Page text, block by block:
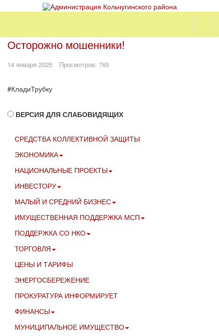
Осторожно мошенники!
14 января 2025 Просмотров: 765
#КладиТрубку
ВЕРСИЯ ДЛЯ СЛАБОВИДЯЩИХ
СРЕДСТВА КОЛЛЕКТИВНОЙ ЗАЩИТЫ
ЭКОНОМИКА
НАЦИОНАЛЬНЫЕ ПРОЕКТЫ
ИНВЕСТОРУ
МАЛЫЙ И СРЕДНИЙ БИЗНЕС
ИМУЩЕСТВЕННАЯ ПОДДЕРЖКА МСП
ПОДДЕРЖКА СО НКО
ТОРГОВЛЯ
ЦЕНЫ И ТАРИФЫ
ЭНЕРГОСБЕРЕЖЕНИЕ
ПРОКУРАТУРА ИНФОРМИРУЕТ
ФИНАНСЫ
МУНИЦИПАЛЬНОЕ ИМУЩЕСТВО